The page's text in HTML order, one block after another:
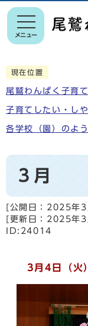
メニュー
現在位置
尾鷲わんぱく子育
子育てしたい・し
各学校（園）のよ
３月
[公開日： 2025年3
[更新日： 2025年3
ID:24014
3月4日（火